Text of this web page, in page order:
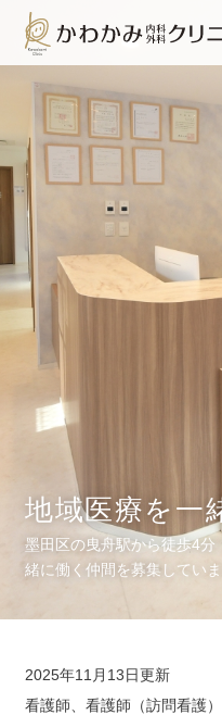
HOME
フォトギャラリー
医院案内・院長挨拶
募集職種一覧
エントリー
地域医療を一
墨田区の曳舟駅から徒歩4
緒に働く仲間を募集してい
2025年11月13日更新
看護師、看護師（訪問看護